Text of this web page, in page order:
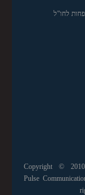
לחו"ל
Copyright ©
Pulse